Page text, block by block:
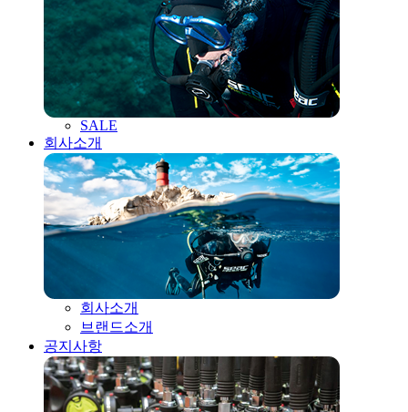
SALE
회사소개
회사소개
브랜드소개
공지사항